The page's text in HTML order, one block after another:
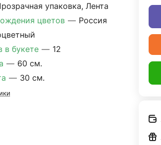
упаковка, Лента
цветов — Россия
в букете — 12
— 60 см.
— 30 см.